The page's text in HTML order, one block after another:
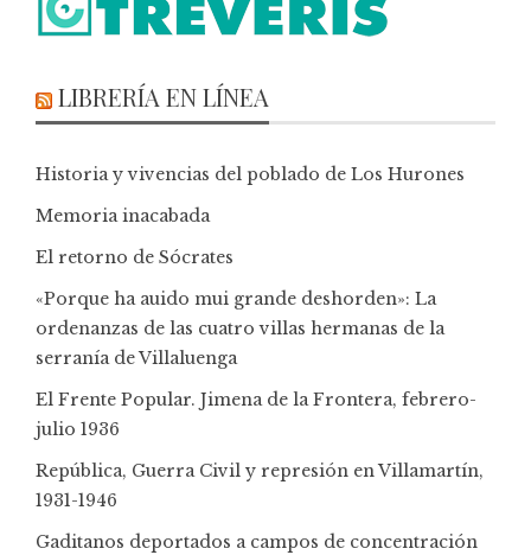
LIBRERÍA EN LÍNEA
Historia y vivencias del poblado de Los Hurones
Memoria inacabada
El retorno de Sócrates
«Porque ha auido mui grande deshorden»: La
ordenanzas de las cuatro villas hermanas de la
serranía de Villaluenga
El Frente Popular. Jimena de la Frontera, febrero-
julio 1936
República, Guerra Civil y represión en Villamartín,
1931-1946
Gaditanos deportados a campos de concentración